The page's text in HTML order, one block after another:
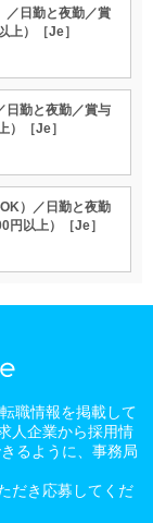
／日勤と夜勤／賞
上）［Je］
日勤と夜勤／賞与
）［Je］
）／日勤と夜勤
円以上）［Je］
職情報を掲載して
人企業から採用情
るように、事務局
だき応募してくだ